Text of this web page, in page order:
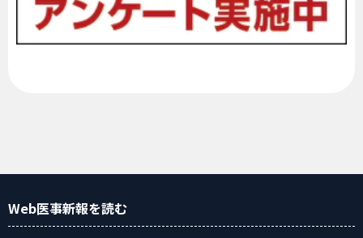
Web医事新報を読む